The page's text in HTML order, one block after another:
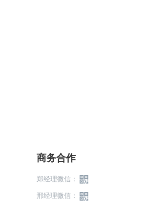
商务合作
郑经理微信：
邢经理微信：